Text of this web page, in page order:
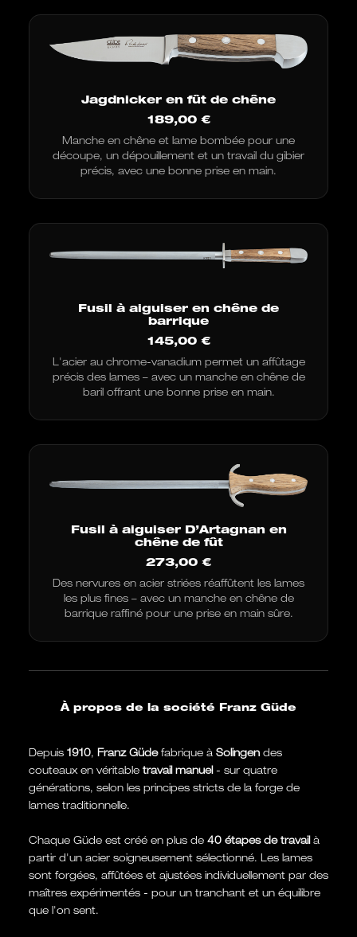
Jagdnicker en fût de chêne
189,00 €
Manche en chêne et lame bombée pour une
découpe, un dépouillement et un travail du gibier
précis, avec une bonne prise en main.
Fusil à aiguiser en chêne de
barrique
145,00 €
L'acier au chrome-vanadium permet un affûtage
précis des lames – avec un manche en chêne de
baril offrant une bonne prise en main.
Fusil à aiguiser D’Artagnan en
chêne de fût
273,00 €
Des nervures en acier striées réaffûtent les lames
les plus fines – avec un manche en chêne de
barrique raffiné pour une prise en main sûre.
À propos de la société Franz Güde
Depuis 1910, Franz Güdefabrique à Solingen des
couteaux en véritable travail manuel- sur quatre
générations, selon les principes stricts de la forge de
lames traditionnelle.
Chaque Güde est créé en plus de 40 étapes de travailà
partir d'un acier soigneusement sélectionné. Les lames
sont forgées, affûtées et ajustées individuellement par des
maîtres expérimentés - pour un tranchant et un équilibre
que l'on sent.